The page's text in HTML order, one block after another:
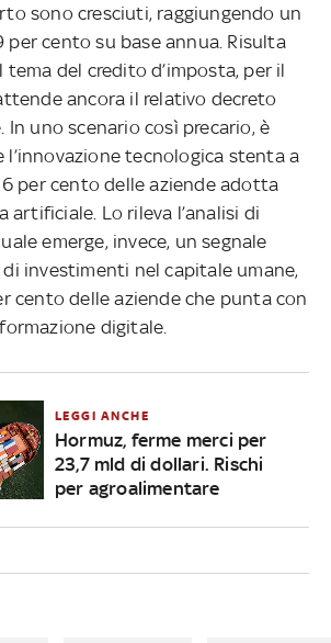
sono cresciuti, raggiungendo un
per cento su base annua. Risulta
del credito d’imposta, per il
ancora il relativo decreto
uno scenario così precario, è
l’innovazione tecnologica stenta a
per cento delle aziende adotta
artificiale. Lo rileva l’analisi di
emerge, invece, un segnale
investimenti nel capitale umane,
cento delle aziende che punta con
digitale.
LEGGI ANCHE
Hormuz, ferme merci per
23,7 mld di dollari. Rischi
per agroalimentare